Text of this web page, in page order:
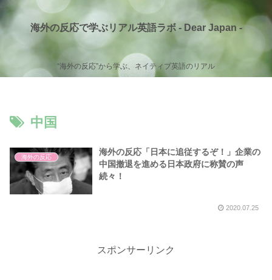
海外の反応で学ぶリアル英語ラボ - Dear Japan -
“海外の反応”から学ぶ、ネイティブ英語のリアル
中国
海外の反応
海外の反応「日本に追従するぞ！」企業の
中国撤退を進める日本政府に称賛の声
続々！
2020.07.25
スポンサーリンク